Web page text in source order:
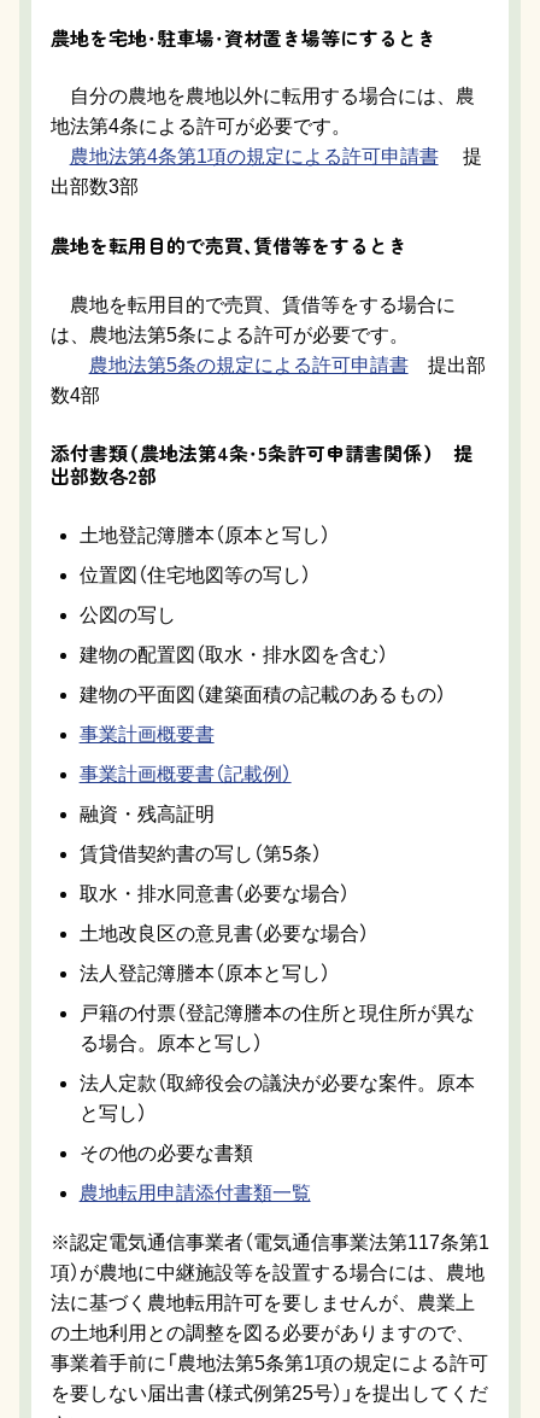
農地を宅地・駐車場・資材置き場等にするとき
自分の農地を農地以外に転用する場合には、農
地法第4条による許可が必要です。
農地法第4条第1項の規定による許可申請書提
出部数3部
農地を転用目的で売買、賃借等をするとき
農地を転用目的で売買、賃借等をする場合に
は、農地法第5条による許可が必要です。
農地法第5条の規定による許可申請書提出部
数4部
添付書類（農地法第4条・5条許可申請書関係） 提
出部数各2部
土地登記簿謄本（原本と写し）
位置図（住宅地図等の写し）
公図の写し
建物の配置図（取水・排水図を含む）
建物の平面図（建築面積の記載のあるもの）
事業計画概要書
事業計画概要書（記載例）
融資・残高証明
賃貸借契約書の写し（第5条）
取水・排水同意書（必要な場合）
土地改良区の意見書（必要な場合）
法人登記簿謄本（原本と写し）
戸籍の付票（登記簿謄本の住所と現住所が異な
る場合。原本と写し）
法人定款（取締役会の議決が必要な案件。原本
と写し）
その他の必要な書類
農地転用申請添付書類一覧
※認定電気通信事業者（電気通信事業法第117条第1
項）が農地に中継施設等を設置する場合には、農地
法に基づく農地転用許可を要しませんが、農業上
の土地利用との調整を図る必要がありますので、
事業着手前に「農地法第5条第1項の規定による許可
を要しない届出書（様式例第25号）」を提出してくだ